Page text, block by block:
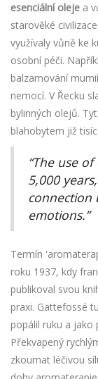
esenciální oleje a
starověké
využívaly vůně ke
osobní péči.
balzamování
nemocí. V Řecku
bylinných olejů.
blahobytem již
“The use
5,000
connection
emotions.”
Termín
roku 1937, kdy
publikoval svou
praxi. Gattefossé
popálil ruku a jako
Překvapený
zkoumat léčivou